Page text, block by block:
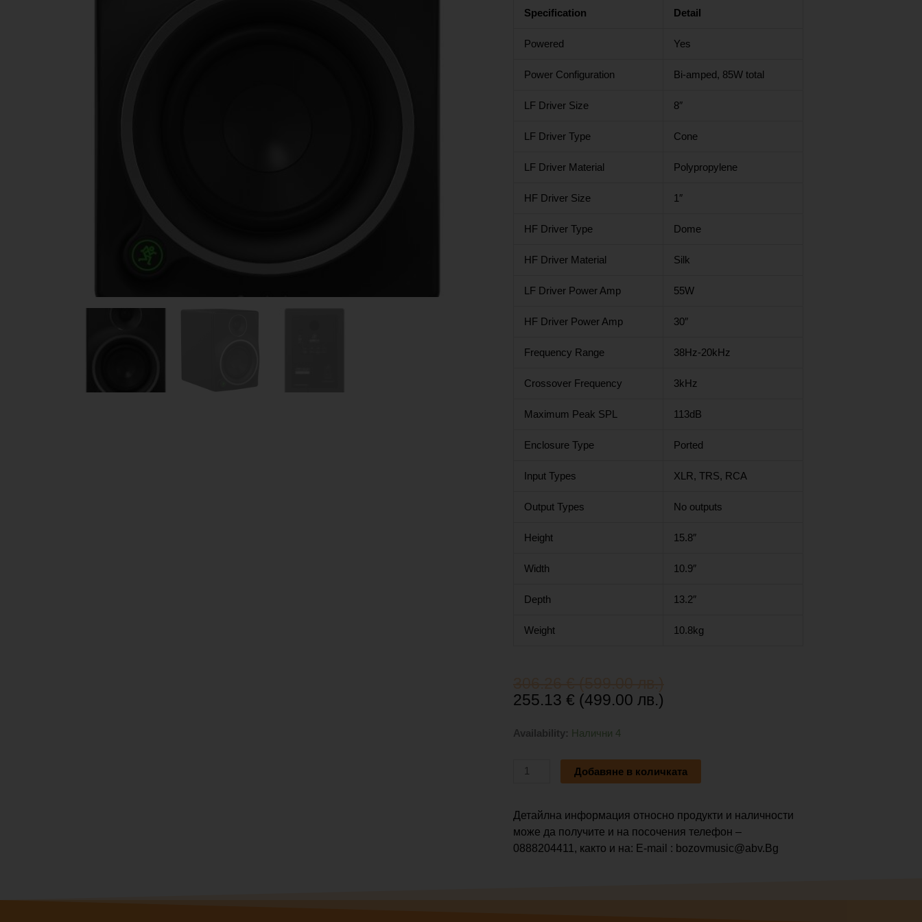
Specification Detail
Powered Yes
Power Configuration Bi-amped, 85W total
LF Driver Size 8″
LF Driver Type Cone
LF Driver Material Polypropylene
HF Driver Size 1″
HF Driver Type Dome
HF Driver Material Silk
LF Driver Power Amp 55W
HF Driver Power Amp 30″
Frequency Range 38Hz-20kHz
Crossover Frequency 3kHz
Maximum Peak SPL 113dB
Enclosure Type Ported
Input Types XLR, TRS, RCA
Output Types No outputs
Height 15.8″
Width 10.9″
Depth 13.2″
Weight 10.8kg
price
306.26 €
лв.).
255.13 € (499.00 лв.)
цена
255.13 €
лв.).
Availability: Налични 4
количество
MACKIE
Добавяне в количката
Детайлна информация относно продукти и наличности
може да получите и на посочения телефон –
0888204411, както и на: E-mail : bozovmusic@abv.Bg